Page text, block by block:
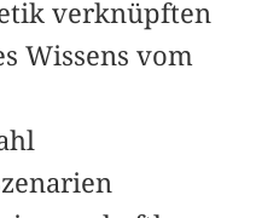
verknüpften
Wissens vom